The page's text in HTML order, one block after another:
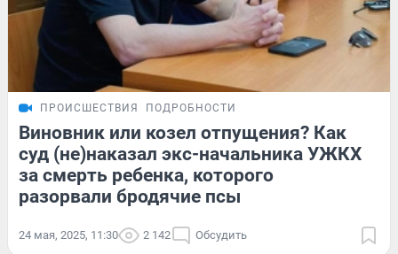
ПРОИСШЕСТВИЯ ПОДРОБНОСТИ
Виновник или козел отпущения? Как
суд (не)наказал экс-начальника УЖКХ
за смерть ребенка, которого
разорвали бродячие псы
24 мая, 2025, 11:30 2 142 Обсудить